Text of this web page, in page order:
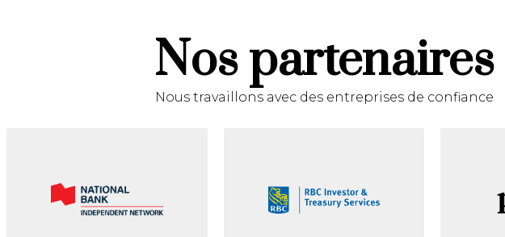
Nos partenaires
Nous travaillons avec des entreprises de confiance